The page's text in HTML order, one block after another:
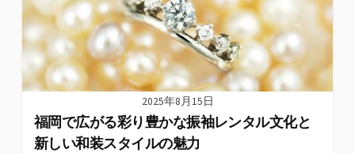
2025年8月15日
福岡で広がる彩り豊かな振袖レンタル文化と
新しい和装スタイルの魅力